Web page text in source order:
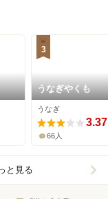
3
うなぎやくも
うなぎ
3.37
66人
と見る